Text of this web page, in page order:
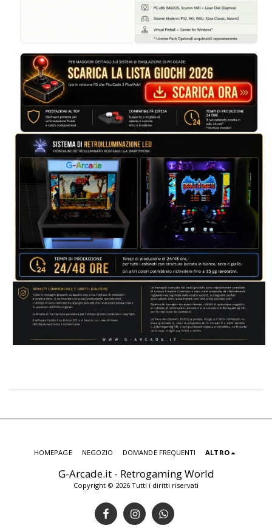
G-Arcade.it - Retrogaming World
Copyright © 2026 Tutti i diritti riservati
HOMEPAGE NEGOZIO DOMANDE FREQUENTI ALTRO